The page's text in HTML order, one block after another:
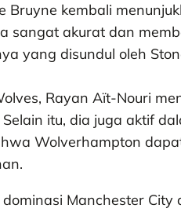
Bruyne kembali
sangat akurat dan
yang disundul oleh
Rayan Aït-Nouri
itu, dia juga aktif
Wolverhampton
Manchester